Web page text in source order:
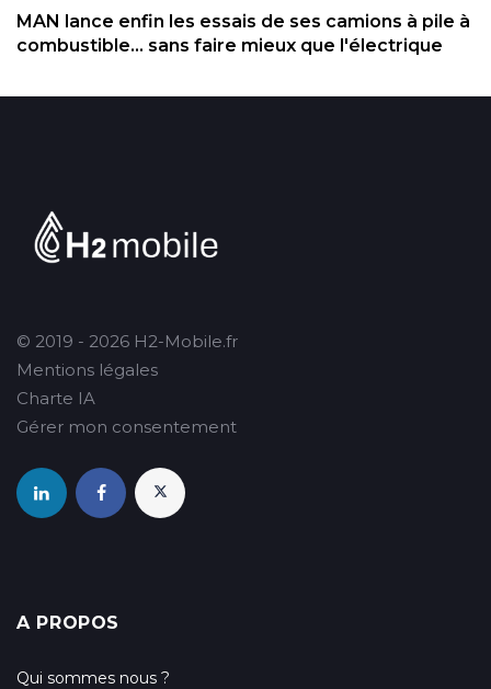
MAN lance enfin les essais de ses camions à pile à
combustible... sans faire mieux que l'électrique
© 2019 - 2026 H2-Mobile.fr
Mentions légales
Charte IA
Gérer mon consentement
A PROPOS
Qui sommes nous ?